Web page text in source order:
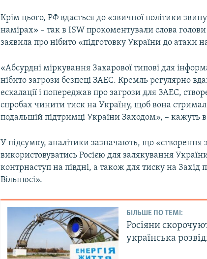
Крім цього, РФ вдається до «звичної політики
намірах» – так в ISW прокоментували слова
заявила про нібито «підготовку України до атаки
«Абсурдні міркування Захарової типові для
нібито загрози безпеці ЗАЕС. Кремль регулярно
ескалації і попереджав про загрози для ЗАЕС,
спробах чинити тиск на Україну, щоб вона стримала
подальшій підтримці України Заходом», – кажуть
У підсумку, аналітики зазначають, що «створення
використовуватись Росією для залякування
контрнаступ на півдні, а також для тиску на
Вільнюсі».
БІЛЬШЕ ПО ТЕМІ:
Росіяни
українська